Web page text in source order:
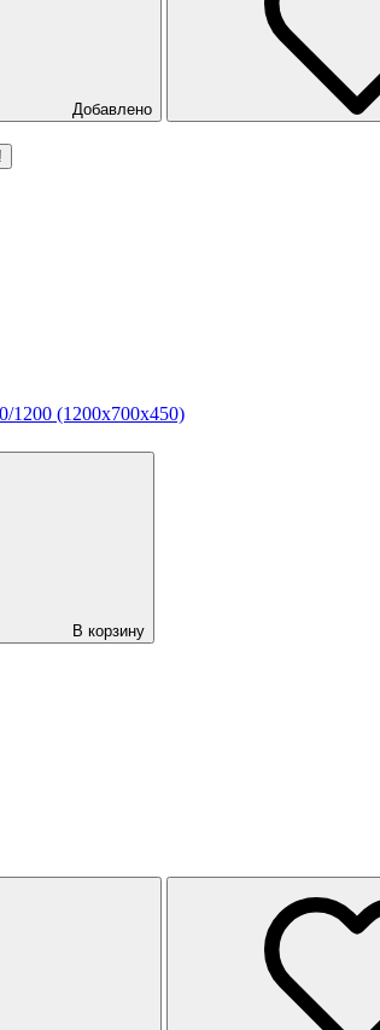
Добавлено
(1200х700х450)
В корзину